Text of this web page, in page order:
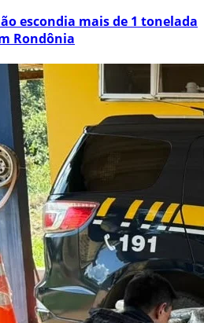
escondia mais de 1 tonelada
Rondônia